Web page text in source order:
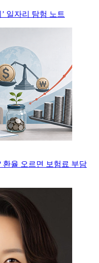
일자리 탐험 노트
환율 오르면 보험료 부담